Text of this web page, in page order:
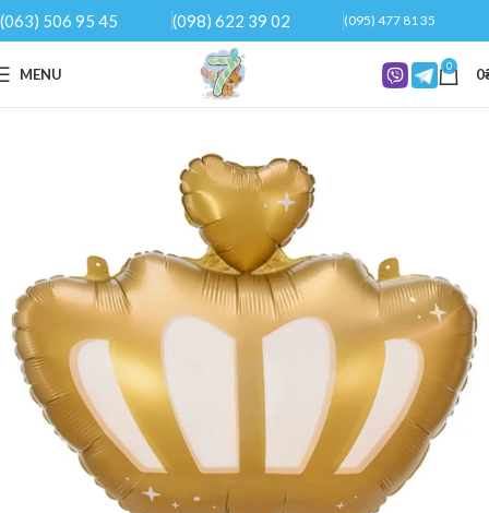
(063) 506 95 45 (098) 622 39 02 (095) 477 81 35
MENU 0 0